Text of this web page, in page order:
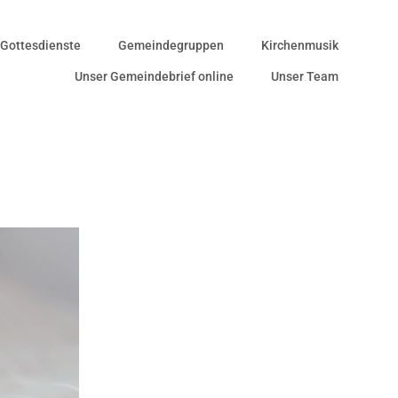
Gottesdienste Gemeindegruppen Kirchenmusik
Unser Gemeindebrief online Unser Team